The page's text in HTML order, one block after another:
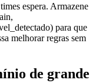
espera. Armazene
para que
melhorar regras sem
de grande